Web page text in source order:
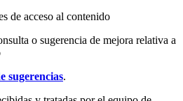
de acceso al contenido
o sugerencia de mejora relativa a
sugerencias.